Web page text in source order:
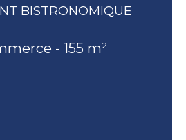
BISTRONOMIQUE
- 155 m²